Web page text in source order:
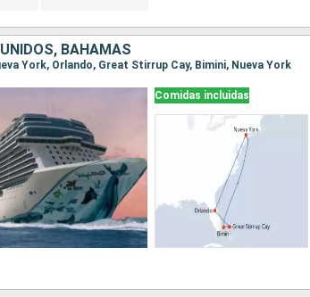
BAHAMAS
York, Orlando, Great Stirrup Cay, Bimini, Nueva York
Comidas incluidas